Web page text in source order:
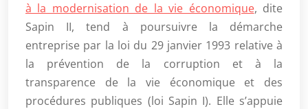
à la modernisation de la vie économique, dite
Sapin II, tend à poursuivre la démarche
entreprise par la loi du 29 janvier 1993 relative à
la prévention de la corruption et à la
transparence de la vie économique et des
procédures publiques (loi Sapin I). Elle s’appuie